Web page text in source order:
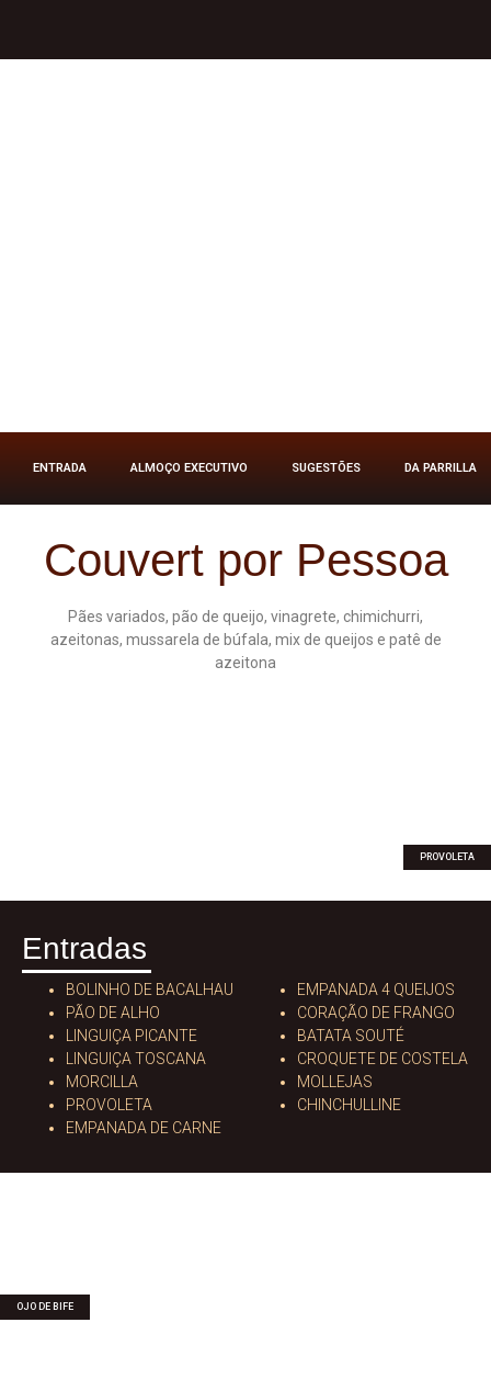
ENTRADA ALMOÇO EXECUTIVO SUGESTÕES DA PARRILLA
Couvert por Pessoa
Pães variados, pão de queijo, vinagrete, chimichurri,
azeitonas, mussarela de búfala, mix de queijos e patê de
azeitona
Entradas
BOLINHO DE BACALHAU
PÃO DE ALHO
LINGUIÇA PICANTE
LINGUIÇA TOSCANA
MORCILLA
PROVOLETA
EMPANADA DE CARNE
EMPANADA 4 QUEIJOS
CORAÇÃO DE FRANGO
BATATA SOUTÉ
CROQUETE DE COSTELA
MOLLEJAS
CHINCHULLINE
PROVOLETA
OJO DE BIFE